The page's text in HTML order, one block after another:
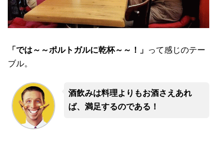
「では～～ポルトガルに乾杯～～！」 って感じのテー
ブル。
酒飲みは料理よりもお酒さえあれ
ば、満足するのである！